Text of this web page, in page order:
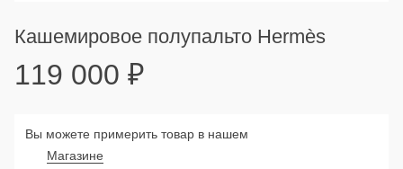
Кашемировое полупальто Hermès
119 000 ₽
Вы можете примерить товар в нашем
Магазине